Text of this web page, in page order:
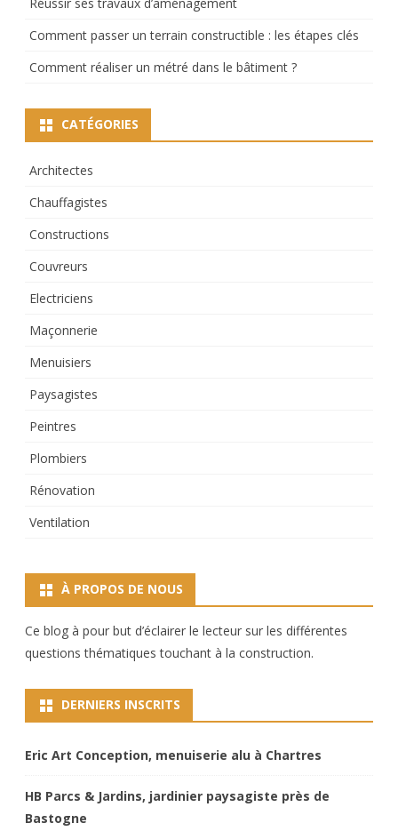
Comment passer un terrain constructible : les étapes clés
Comment réaliser un métré dans le bâtiment ?
CATÉGORIES
Architectes
Chauffagistes
Constructions
Couvreurs
Electriciens
Maçonnerie
Menuisiers
Paysagistes
Peintres
Plombiers
Rénovation
Ventilation
À PROPOS DE NOUS
Ce blog à pour but d’éclairer le lecteur sur les différentes
questions thématiques touchant à la construction.
DERNIERS INSCRITS
Eric Art Conception, menuiserie alu à Chartres
HB Parcs & Jardins, jardinier paysagiste près de
Bastogne